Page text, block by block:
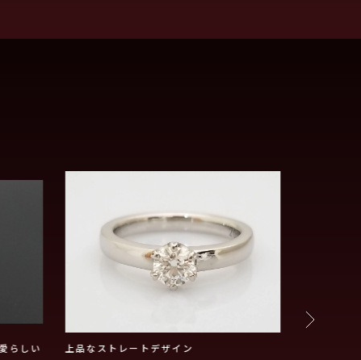
らしい
上品なストレートデザイン